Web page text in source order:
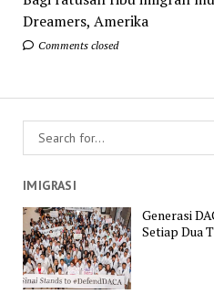
Dreamers, Amerika
Comments closed
IMIGRASI
Generasi
Setiap Dua